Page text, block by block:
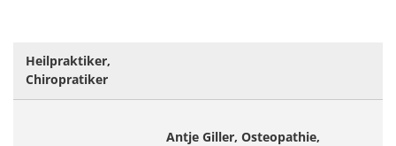
Heilpraktiker,
Chiropratiker
Antje Giller, Osteopathie,